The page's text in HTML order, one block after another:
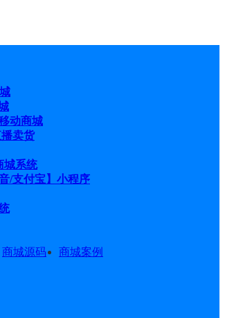
动商城
卖货
城系统
音/支付宝】小程序
商城源码 商城案例